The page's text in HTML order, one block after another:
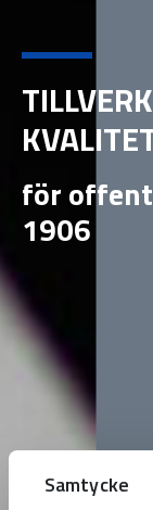
Samtycke
för
1906